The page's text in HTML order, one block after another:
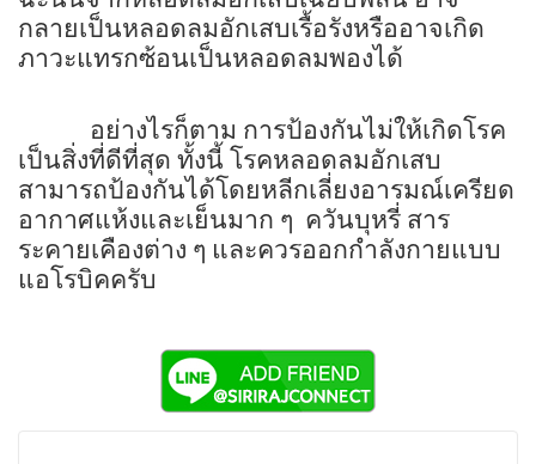
กลายเป็นหลอดลมอักเสบเรื้อรังหรืออาจเกิด
ภาวะแทรกซ้อนเป็นหลอดลมพองได้
อย่างไรก็ตาม การป้องกันไม่ให้เกิดโรค
เป็นสิ่งที่ดีที่สุด ทั้งนี้ โรคหลอดลมอักเสบ
สามารถป้องกันได้โดยหลีกเลี่ยงอารมณ์เครียด
อากาศแห้งและเย็นมาก ๆ ควันบุหรี่ สาร
ระคายเคืองต่าง ๆ และควรออกกำลังกายแบบ
แอโรบิคครับ